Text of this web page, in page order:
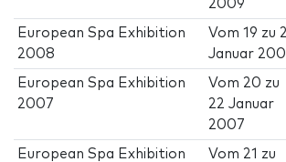
2009
European Spa Exhibition
2008
Vom19 zu
Januar
European Spa Exhibition
2007
Vom 20 zu
22 Januar
2007
European Spa Exhibition
Vom 21 zu